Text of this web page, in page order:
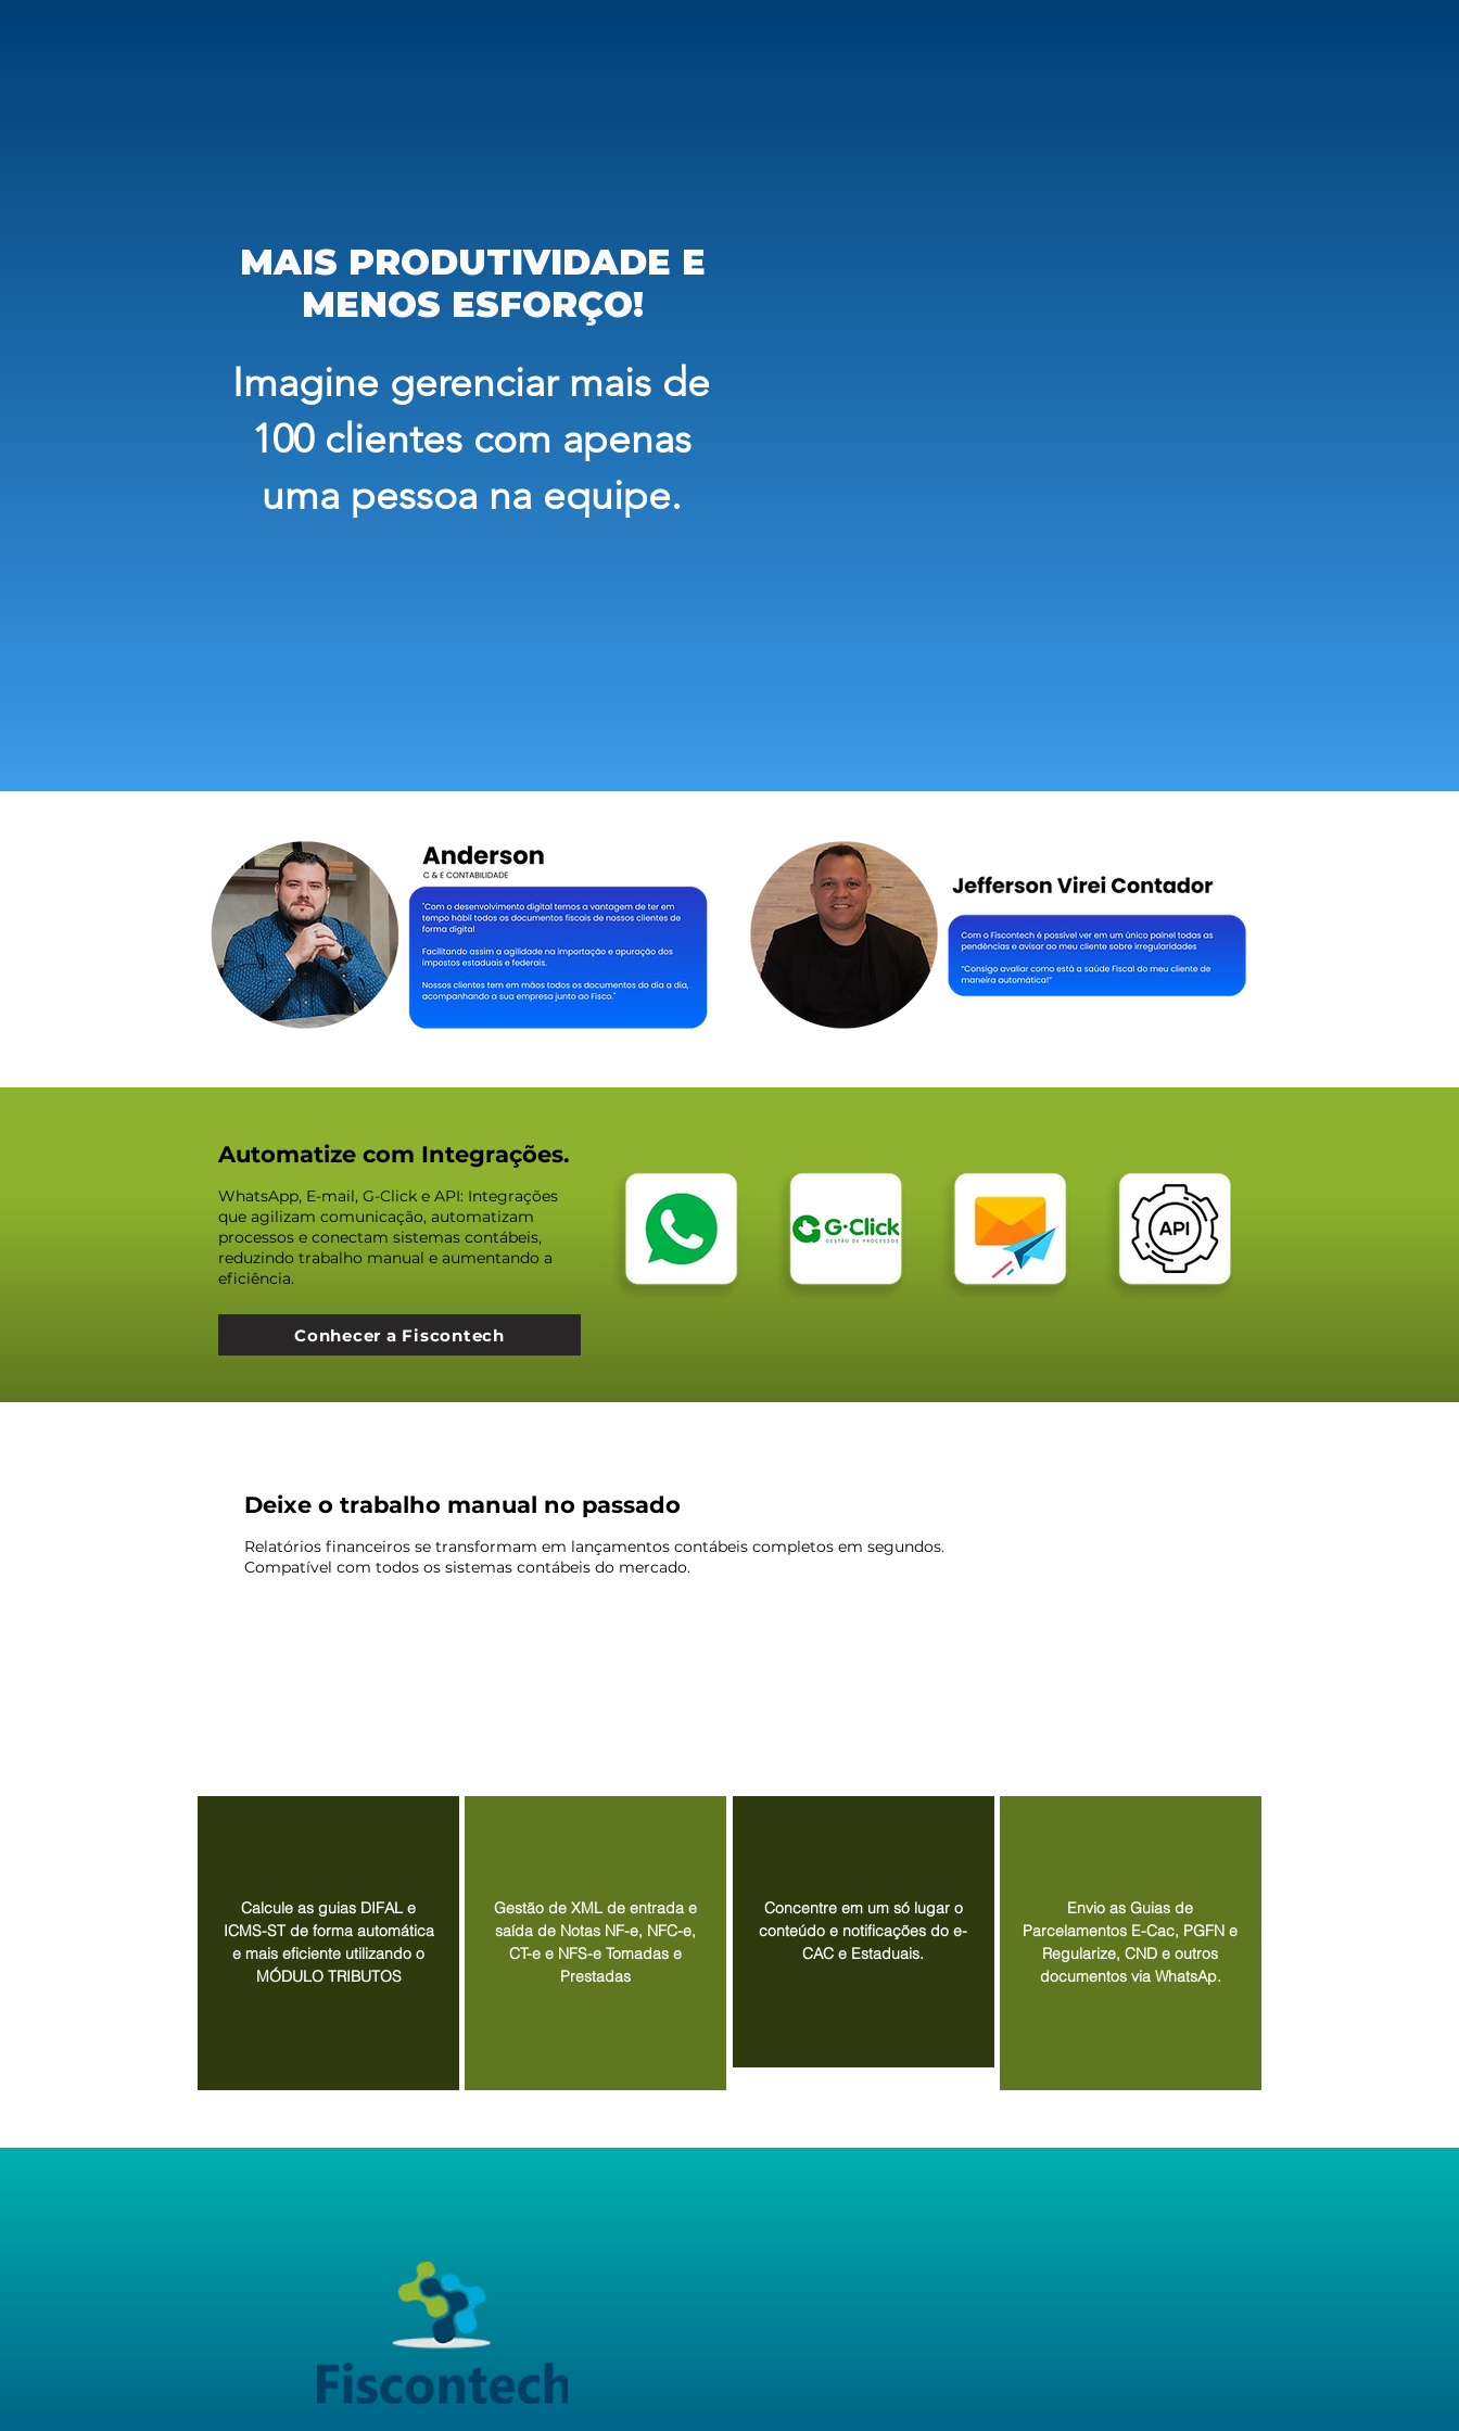
MAIS PRODUTIVIDADE E
MENOS ESFORÇO!
Imagine gerenciar mais de
100 clientes com apenas
uma pessoa na equipe.
Automatize com Integrações.
WhatsApp, E-mail, G-Click e API: Integrações
que agilizam comunicação, automatizam
processos e conectam sistemas contábeis,
reduzindo trabalho manual e aumentando a
eficiência.
Conhecer a Fiscontech
Deixe o trabalho manual no passado
Relatórios financeiros se transformam em lançamentos contábeis completos em segundos.
Compatível com todos os sistemas contábeis do mercado.
Calcule as guias DIFAL e
ICMS-ST de forma automática
e mais eficiente utilizando o
MÓDULO TRIBUTOS
Gestão de XML de entrada e
saída de Notas NF-e, NFC-e,
CT-e e NFS-e Tomadas e
Prestadas
Concentre em um só lugar o
conteúdo e notificações do e-
CAC e Estaduais.
Envio as Guias de
Parcelamentos E-Cac, PGFN e
Regularize, CND e outros
documentos via WhatsAp.